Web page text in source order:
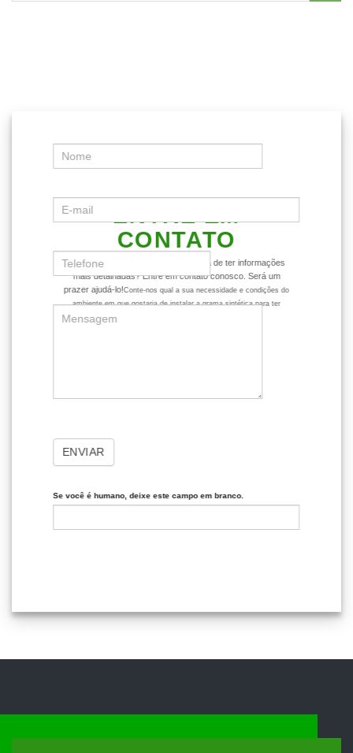
ENTRE EM
CONTATO
Ficou com alguma dúvida ou gostaria de ter informações
mais detalhadas? Entre em contato conosco. Será um
prazer ajudá-lo!Conte-nos qual a sua necessidade e condições do
ambiente em que gostaria de instalar a grama sintética para ter
dicas mais assertivas sobre o produto.
ENVIAR
Se você é humano, deixe este campo em branco.